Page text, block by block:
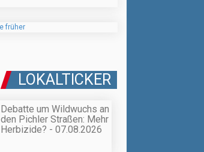
LOKALTICKER
Debatte um Wildwuchs an
den Pichler Straßen: Mehr
Herbizide? - 07.08.2026